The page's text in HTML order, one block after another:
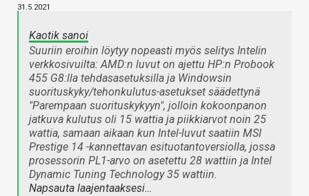
31.5.2021
Kaotik sanoi
Suuriin eroihin löytyy nopeasti myös selitys Intelin
verkkosivuilta: AMD:n luvut on ajettu HP:n Probook
455 G8:lla tehdasasetuksilla ja Windowsin
suorituskyky/tehonkulutus-asetukset säädettynä
"Parempaan suorituskykyyn", jolloin kokoonpanon
jatkuva kulutus oli 15 wattia ja piikkiarvot noin 25
wattia, samaan aikaan kun Intel-luvut saatiin MSI
Prestige 14 -kannettavan esituotantoversiolla, jossa
prosessorin PL1-arvo on asetettu 28 wattiin ja Intel
Dynamic Tuning Technology 35 wattiin.
Napsauta laajentaaksesi…